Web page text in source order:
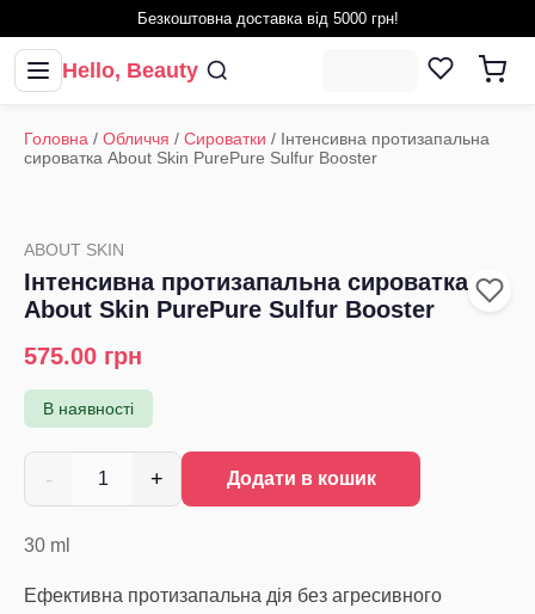
Безкоштовна доставка від 5000 грн!
Hello, Beauty
Головна / Обличчя / Сироватки / Інтенсивна протизапальна
сироватка About Skin PurePure Sulfur Booster
ABOUT SKIN
Інтенсивна протизапальна сироватка
About Skin PurePure Sulfur Booster
575.00 грн
В наявності
- 1 + Додати в кошик
30 ml
Ефективна протизапальна дія без агресивного